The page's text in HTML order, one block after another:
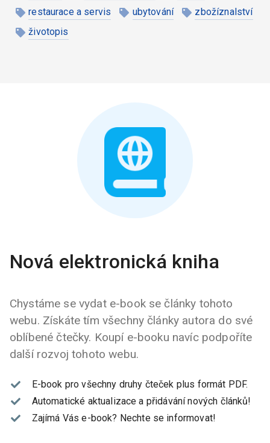
restaurace a servis
ubytování
zbožíznalství
životopis
Nová elektronická kniha
Chystáme se vydat e-book se články tohoto
webu. Získáte tím všechny články autora do své
oblíbené čtečky. Koupí e-booku navíc podpoříte
další rozvoj tohoto webu.
E-book pro všechny druhy čteček plus formát PDF.
Automatické aktualizace a přidávání nových článků!
Zajímá Vás e-book? Nechte se informovat!